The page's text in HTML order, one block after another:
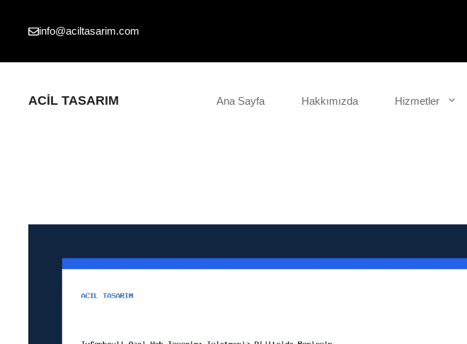
info@aciltasarim.com
ACIL TASARIM Ana Sayfa Hakkımızda Hizmetler